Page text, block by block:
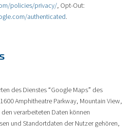
policies/privacy/, Opt-Out:
authenticated.
des Dienstes “Google Maps” des
Amphitheatre Parkway, Mountain View,
den verarbeiteten Daten können
und Standortdaten der Nutzer gehören,